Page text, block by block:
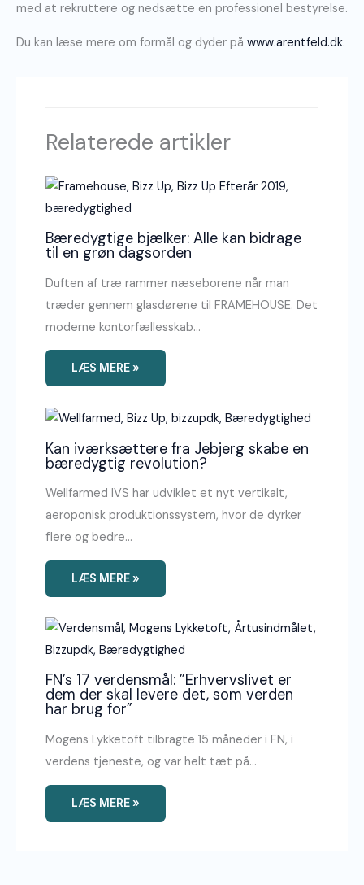
med at rekruttere og nedsætte en professionel bestyrelse.
Du kan læse mere om formål og dyder på www.arentfeld.dk.
Relaterede artikler
Bæredygtige bjælker: Alle kan bidrage
til en grøn dagsorden
Duften af træ rammer næseborene når man
træder gennem glasdørene til FRAMEHOUSE. Det
moderne kontorfællesskab…
LÆS MERE »
Kan iværksættere fra Jebjerg skabe en
bæredygtig revolution?
Wellfarmed IVS har udviklet et nyt vertikalt,
aeroponisk produktionssystem, hvor de dyrker
flere og bedre…
LÆS MERE »
FN’s 17 verdensmål: ”Erhvervslivet er
dem der skal levere det, som verden
har brug for”
Mogens Lykketoft tilbragte 15 måneder i FN, i
verdens tjeneste, og var helt tæt på…
LÆS MERE »